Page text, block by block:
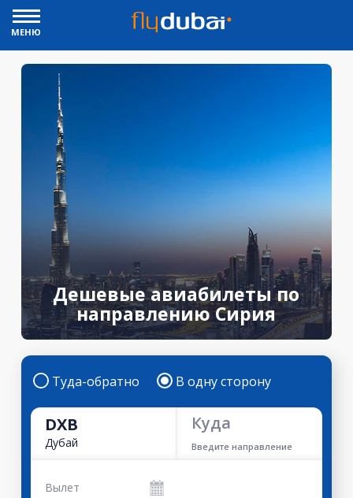
МЕНЮ
Дешевые авиабилеты по
направлению Сирия
Туда-обратно В одну сторону
DXB
Дубай
Куда
Введите направление
Вылет